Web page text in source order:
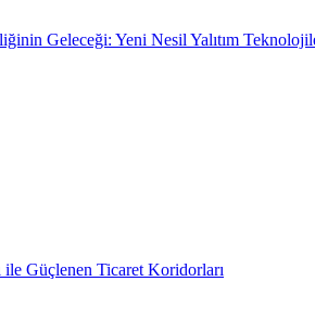
Geleceği: Yeni Nesil Yalıtım
ile Güçlenen Ticaret Koridorları